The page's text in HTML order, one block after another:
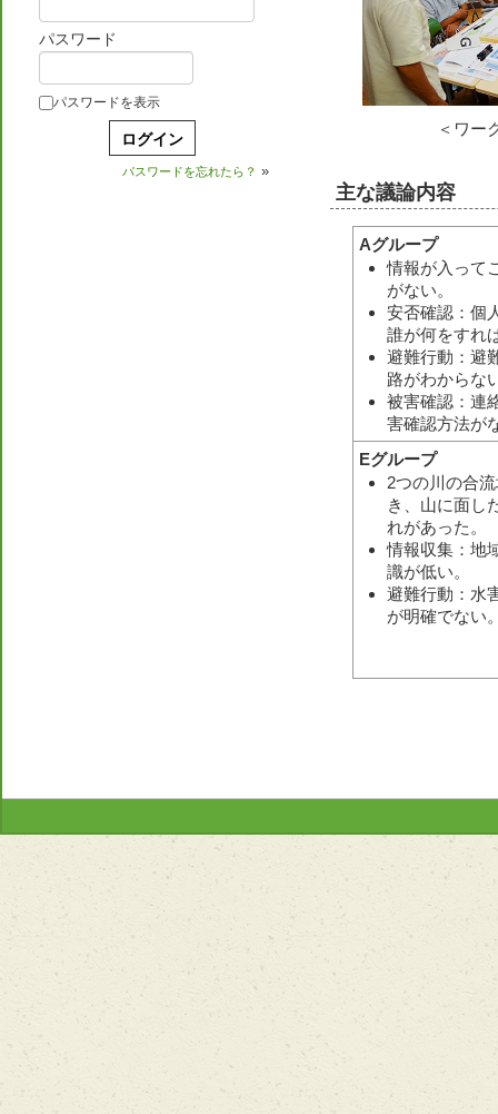
パスワード
パスワードを表示
パスワードを忘れたら？ »
＜ワー
主な議論内容
Aグループ
情報が入って
がない。
安否確認：個
誰が何をすれ
避難行動：避
路がわからな
被害確認：連
害確認方法が
Eグループ
2つの川の合
き、山に面し
れがあった。
情報収集：地
識が低い。
避難行動：水
が明確でない